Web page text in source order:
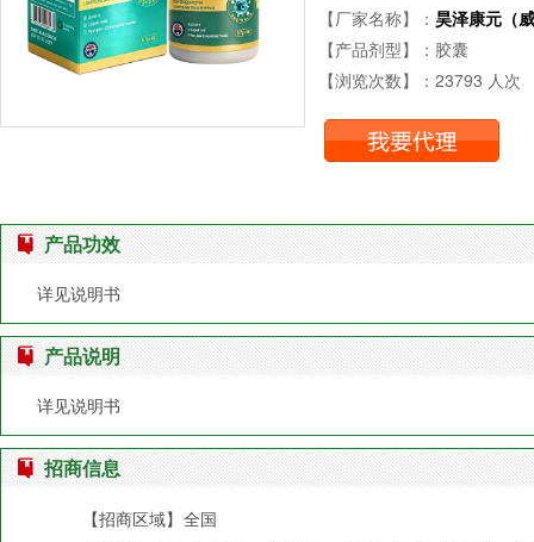
【厂家名称】： 昊泽康元（
【产品剂型】：胶囊
【浏览次数】：23793 人次
产品功效
详见说明书
产品说明
详见说明书
招商信息
【招商区域】 全国